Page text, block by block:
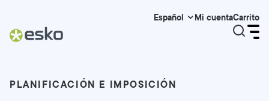
Español Mi cuentaCarrito
PLANIFICACIÓN E IMPOSICIÓN